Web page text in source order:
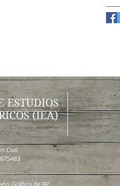
ESTUDIOS
(IEA)
Civil
Gráfico de BP